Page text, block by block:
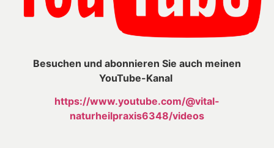
Besuchen und abonnieren Sie auch meinen
YouTube-Kanal
https://www.youtube.com/@vital-
naturheilpraxis6348/videos